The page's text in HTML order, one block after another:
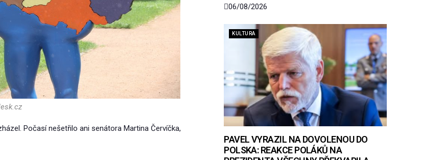
Počasí nešetřilo ani senátora Martina Červíčka,
06/08/2026
KULTURA
PAVEL VYRAZIL NA DOVOLENOU DO
POLSKA: REAKCE POLÁKŮ NA